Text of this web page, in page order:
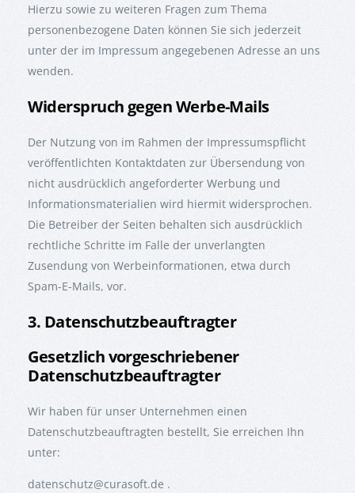
Hierzu sowie zu weiteren Fragen zum Thema
personenbezogene Daten können Sie sich jederzeit
unter der im Impressum angegebenen Adresse an uns
wenden.
Widerspruch gegen Werbe-Mails
Der Nutzung von im Rahmen der Impressumspflicht
veröffentlichten Kontaktdaten zur Übersendung von
nicht ausdrücklich angeforderter Werbung und
Informationsmaterialien wird hiermit widersprochen.
Die Betreiber der Seiten behalten sich ausdrücklich
rechtliche Schritte im Falle der unverlangten
Zusendung von Werbeinformationen, etwa durch
Spam-E-Mails, vor.
3. Datenschutzbeauftragter
Gesetzlich vorgeschriebener
Datenschutzbeauftragter
Wir haben für unser Unternehmen einen
Datenschutzbeauftragten bestellt, Sie erreichen Ihn
unter:
datenschutz@curasoft.de .